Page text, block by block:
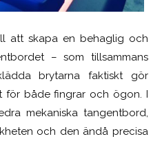
att skapa en behaglig och
– som tillsammans
brytarna faktiskt gör
för både fingrar och ögon. I
mekaniska tangentbord,
och den ändå precisa